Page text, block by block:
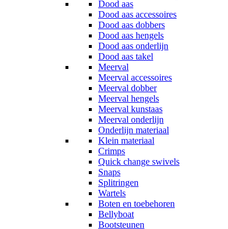
Dood aas
Dood aas accessoires
Dood aas dobbers
Dood aas hengels
Dood aas onderlijn
Dood aas takel
Meerval
Meerval accessoires
Meerval dobber
Meerval hengels
Meerval kunstaas
Meerval onderlijn
Onderlijn materiaal
Klein materiaal
Crimps
Quick change swivels
Snaps
Splitringen
Wartels
Boten en toebehoren
Bellyboat
Bootsteunen